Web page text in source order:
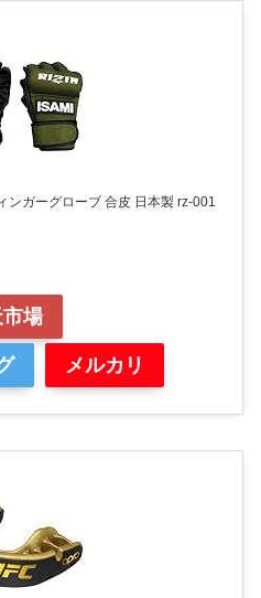
ンガーグローブ 合皮 日本製 rz-001
場
メルカリ